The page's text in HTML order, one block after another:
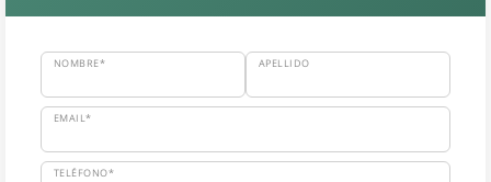
NOMBRE* APELLIDO
EMAIL*
TELÉFONO*